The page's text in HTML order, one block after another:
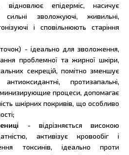
епідерміс, насичує
зволожуючі, живильні,
і сповільнюють старіння
- ідеально для зволоження,
проблемної та жирної шкіри,
секрецій, помітно зменшує
протизапальні,
процеси, допомагає
шкірних покривів, що особливо
- відрізняється високою
активізує кровообіг і
токсинів, ідеально проти